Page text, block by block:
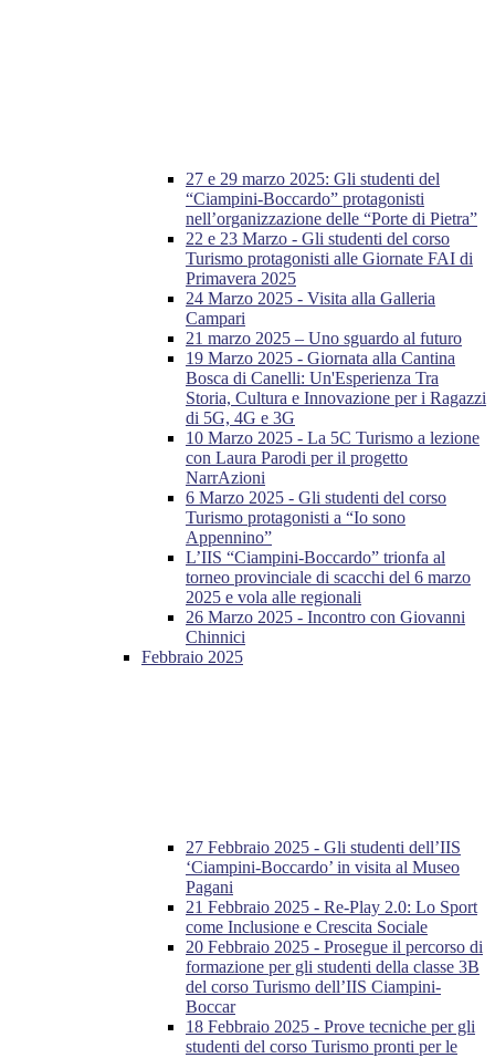
27 e 29 marzo 2025: Gli studenti del
“Ciampini-Boccardo” protagonisti
nell’organizzazione delle “Porte di Pietra”
22 e 23 Marzo - Gli studenti del corso
Turismo protagonisti alle Giornate FAI di
Primavera 2025
24 Marzo 2025 - Visita alla Galleria
Campari
21 marzo 2025 – Uno sguardo al futuro
19 Marzo 2025 - Giornata alla Cantina
Bosca di Canelli: Un'Esperienza Tra
Storia, Cultura e Innovazione per i Ragazzi
di 5G, 4G e 3G
10 Marzo 2025 - La 5C Turismo a lezione
con Laura Parodi per il progetto
NarrAzioni
6 Marzo 2025 - Gli studenti del corso
Turismo protagonisti a “Io sono
Appennino”
L’IIS “Ciampini-Boccardo” trionfa al
torneo provinciale di scacchi del 6 marzo
2025 e vola alle regionali
26 Marzo 2025 - Incontro con Giovanni
Chinnici
Febbraio 2025
27 Febbraio 2025 - Gli studenti dell’IIS
‘Ciampini-Boccardo’ in visita al Museo
Pagani
21 Febbraio 2025 - Re-Play 2.0: Lo Sport
come Inclusione e Crescita Sociale
20 Febbraio 2025 - Prosegue il percorso di
formazione per gli studenti della classe 3B
del corso Turismo dell’IIS Ciampini-
Boccar
18 Febbraio 2025 - Prove tecniche per gli
studenti del corso Turismo pronti per le